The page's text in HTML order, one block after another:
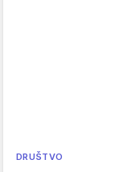
DRUŠTVO